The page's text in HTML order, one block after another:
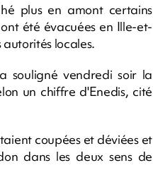
plus en amont certains
été évacuées en Ille-et-
locales.
souligné vendredi soir la
un chiffre d'Enedis, cité
coupées et déviées et
dans les deux sens de